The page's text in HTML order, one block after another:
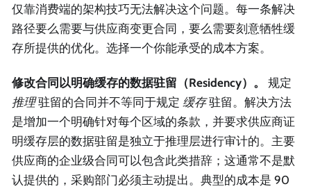
仅靠消费端的架构技巧无法解决这个问题。每一条解决
路径要么需要与供应商变更合同，要么需要刻意牺牲缓
存所提供的优化。选择一个你能承受的成本方案。
修改合同以明确缓存的数据驻留（Residency）。
规定
推理驻留的合同并不等同于规定 缓存驻留。解决方法
是增加一个明确针对每个区域的条款，并要求供应商证
明缓存层的数据驻留是独立于推理层进行审计的。主要
供应商的企业级合同可以包含此类措辞；这通常不是默
认提供的，采购部门必须主动提出。典型的成本是 90